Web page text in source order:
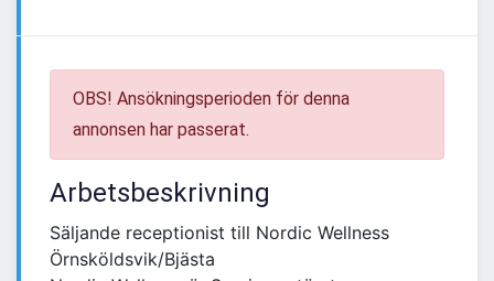
OBS! Ansökningsperioden för denna
annonsen har passerat.
Arbetsbeskrivning
Säljande receptionist till Nordic Wellness
Örnsköldsvik/Bjästa